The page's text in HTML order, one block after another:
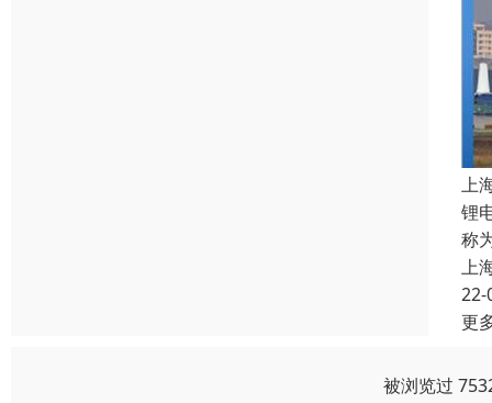
上
锂
称
上
22-
更
被浏览过